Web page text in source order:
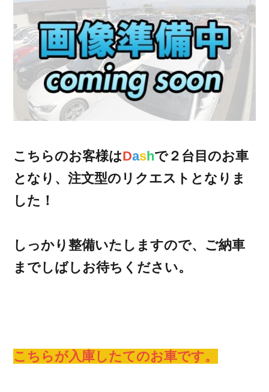
こちらのお客様はDashで２台目のお車
となり、注文型のリクエストとなりま
した！
しっかり整備いたしますので、ご納車
までしばしお待ちください。
こちらが入庫したてのお車です。